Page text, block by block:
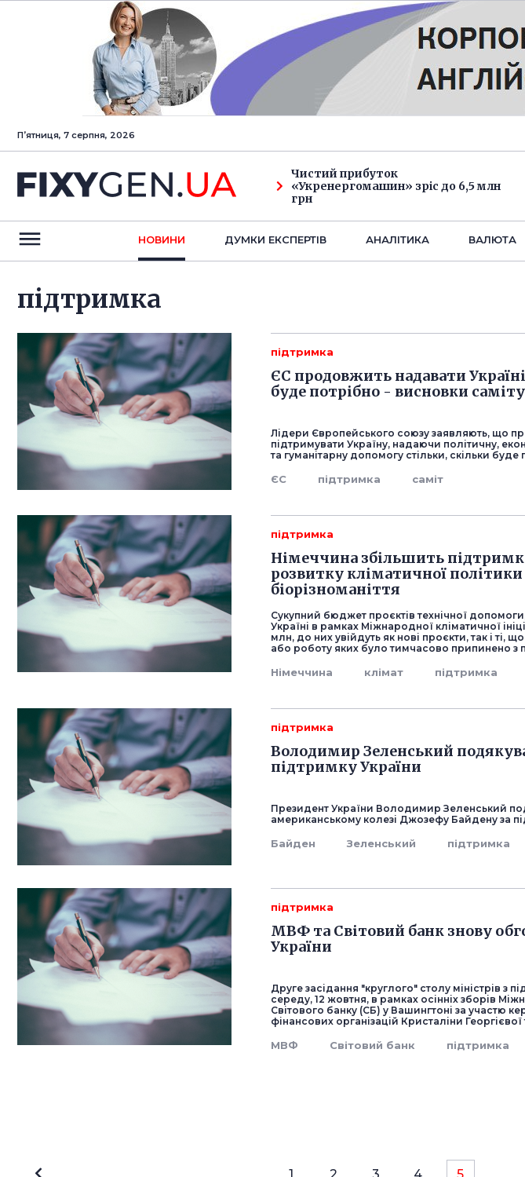
Пʼятниця, 7 серпня, 2026
Чистий прибуток
«Укренергомашин» зріс до 6,5 млн
грн
НОВИНИ ДУМКИ ЕКСПЕРТIВ АНАЛIТИКА ВАЛЮТА
підтримка
підтримка
ЄС продовжить надавати
буде потрібно - висновки саміту
Лідери Європейського союзу заявляють, що
підтримувати Україну, надаючи політичну,
та гуманітарну допомогу стільки, скільки буде
ЄС підтримка саміт
підтримка
Німеччина збільшить
розвитку кліматичної політики
біорізноманіття
Сукупний бюджет проєктів технічної
Україні в рамках Міжнародної кліматичної
млн, до них увійдуть як нові проєкти, так і ті,
або роботу яких було тимчасово припинено з
Німеччина клімат підтримка
підтримка
Володимир Зеленський
підтримку України
Президент України Володимир Зеленський
американському колезі Джозефу Байдену за
Байден Зеленський підтримка
підтримка
МВФ та Світовий банк знову
України
Друге засідання "круглого" столу міністрів з
середу, 12 жовтня, в рамках осінніх зборів
Світового банку (СБ) у Вашингтоні за участю
фінансових організацій Кристаліни
МВФ Світовий банк підтримка